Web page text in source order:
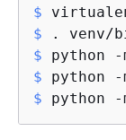
$
$ . venv/
$ python
$ python
$ python